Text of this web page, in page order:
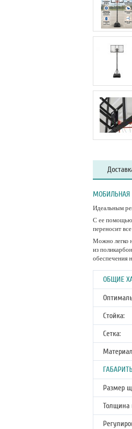
МОБИЛЬНАЯ
Идеальным
С ее помощью
переносит
Можно легко
из
обеспечения
ОБЩИЕ
Стойка:
Сетка:
Размер
Толщина